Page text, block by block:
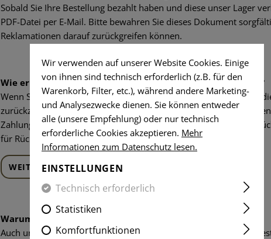
Sobald Sie Ihre Bestellung bezahlt haben und diese unser Lager
PDF-Datei per E-Mail. Bitte bewahren Sie dieses Dokument
Reklamationen darauf zurückgreifen können.
Wie erhalte ich eine Rückerstattung für eine Rücksendung?
Wenn Sie mit unseren Produkten nicht zufrieden sind, haben Sie
zurückzugeben. Wenn die Rücksendung rechtmässig ist, wird
Zahlungsmethode zurückerstattet. Weitere Informationen über
für Rücksendungen.
WEITERE INFORMATIONEN ZUR RÜCKGABE ANZEIGEN
Warum wurden nicht alle bestellten Artikel geliefert?
Auch uns können Fehler unterlaufen. Es tut uns leid, wenn Ihre
Wir verwenden auf unserer Website Cookies. Einige
von ihnen sind technisch erforderlich (z.B. für den
Warenkorb, Filter, etc.), während andere Marketing-
und Analysezwecke dienen. Sie können entweder
alle (unsere Empfehlung) oder nur technisch
erforderliche Cookies akzeptieren. Mehr
Informationen zum Datenschutz lesen.
EINSTELLUNGEN
Technisch erforderlich
Statistiken
Komfortfunktionen